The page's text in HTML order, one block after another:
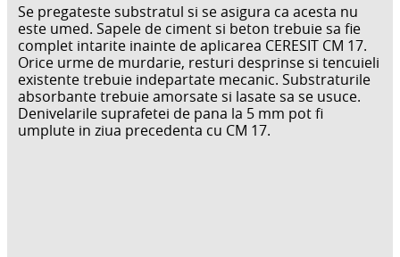
Se pregateste substratul si se asigura ca acesta nu
este umed. Sapele de ciment si beton trebuie sa fie
complet intarite inainte de aplicarea CERESIT CM 17.
Orice urme de murdarie, resturi desprinse si tencuieli
existente trebuie indepartate mecanic. Substraturile
absorbante trebuie amorsate si lasate sa se usuce.
Denivelarile suprafetei de pana la 5 mm pot fi
umplute in ziua precedenta cu CM 17.